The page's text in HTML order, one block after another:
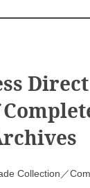
Collection／